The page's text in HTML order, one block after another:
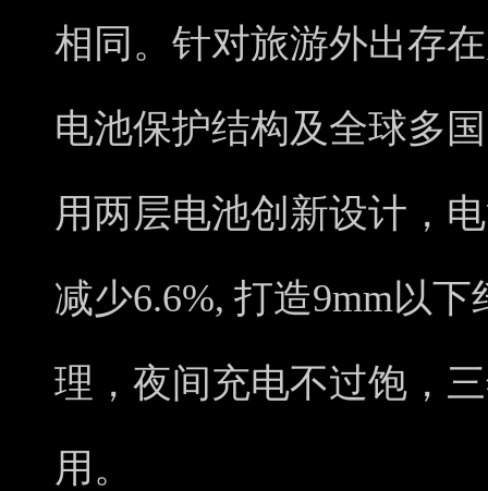
相同。针对旅游外出存
电池保护结构及全球多
用两层电池创新设计，
减少6.6%, 打造9mm以
理，夜间充电不过饱，
用。